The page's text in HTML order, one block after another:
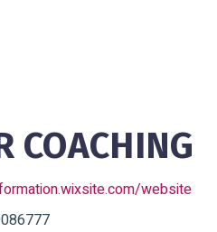
COACHING
website